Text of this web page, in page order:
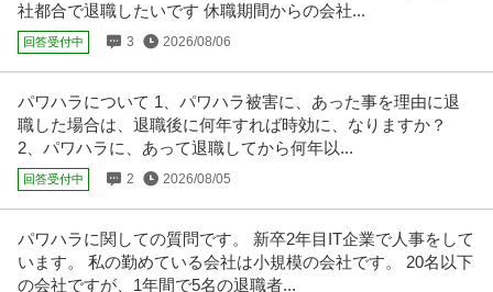
株式会社ＹＵＡＳＡ 【東京】施工管理※土日祝休み・残業10～20H◆創業36
0年のプライム上場 老 …続きを見る
羽田空港／施設保全サポート年休126日／土日祝休／残業10H以下
／内勤9割／安定性が強みの建コン
株式会社スタッド
正社員 交通費支給 昇給あり ミドル活躍中
年収400万円〜620万円
株式会社スタッド ＜羽田空港＞施設保全サポート◆年休126日／土日祝休／
提供：doda
社都合で退職したいです 休職期間からの会社...
回答受付中 3 2026/08/06
パワハラについて 1、パワハラ被害に、あった事を理由に退
職した場合は、退職後に何年すれば時効に、なりますか？
2、パワハラに、あって退職してから何年以...
回答受付中 2 2026/08/05
パワハラに関しての質問です。 新卒2年目IT企業で人事をして
います。 私の勤めている会社は小規模の会社です。 20名以下
の会社ですが、1年間で5名の退職者...